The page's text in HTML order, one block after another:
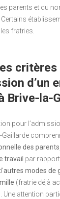
parents et du
fratries.
d’un
Brive-la-
pour
Gaillarde
des parents
travail par
autres modes de
(fratrie déjà
Une attention